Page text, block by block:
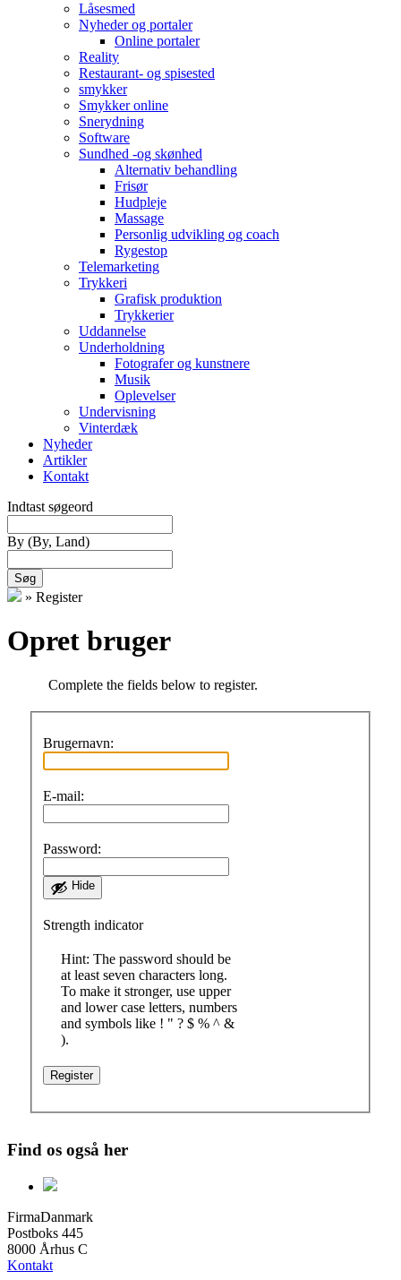
Låsesmed
Nyheder og portaler
Online portaler
Reality
Restaurant- og spisested
smykker
Smykker online
Snerydning
Software
Sundhed -og skønhed
Alternativ behandling
Frisør
Hudpleje
Massage
Personlig udvikling og coach
Rygestop
Telemarketing
Trykkeri
Grafisk produktion
Trykkerier
Uddannelse
Underholdning
Fotografer og kunstnere
Musik
Oplevelser
Undervisning
Vinterdæk
Nyheder
Artikler
Kontakt
Indtast søgeord
By (By, Land)
Søg
» Register
Opret bruger
Complete the fields below to register.
Brugernavn:
E-mail:
Password:
Hide
Strength indicator
Hint: The password should be
at least seven characters long.
To make it stronger, use upper
and lower case letters, numbers
and symbols like ! " ? $ % ^ &
).
Find os også her
FirmaDanmark
Postboks 445
8000 Århus C
Kontakt